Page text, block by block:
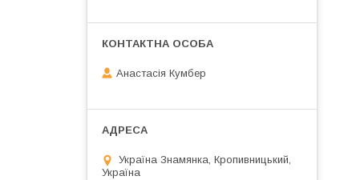
Анастасія Кумбер
Україна Знамянка, Кропивницький,
Україна